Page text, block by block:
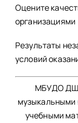
Оцените
организациями
Результаты
условий
МБУДО
музыкальными
учебными